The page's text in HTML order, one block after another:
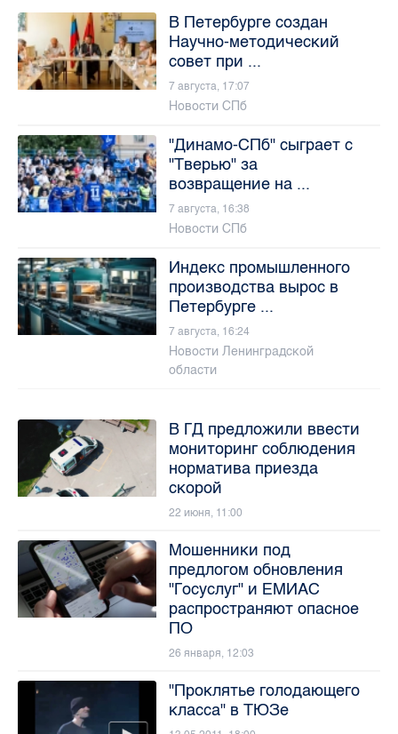
В Петербурге создан
Научно-методический
совет при ...
7 августа, 17:07
Новости СПб
"Динамо-СПб" сыграет с
"Тверью" за
возвращение на ...
7 августа, 16:38
Новости СПб
Индекс промышленного
производства вырос в
Петербурге ...
7 августа, 16:24
Новости Ленинградской
области
В ГД предложили ввести
мониторинг соблюдения
норматива приезда
скорой
22 июня, 11:00
Мошенники под
предлогом обновления
"Госуслуг" и ЕМИАС
распространяют опасное
ПО
26 января, 12:03
"Проклятье голодающего
класса" в ТЮЗе